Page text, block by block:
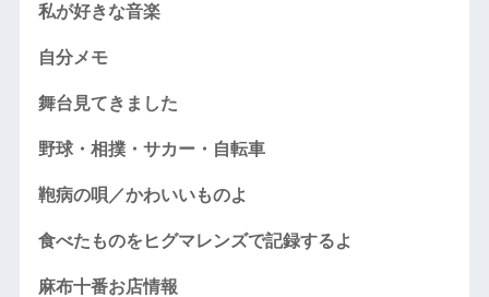
私が好きな音楽
自分メモ
舞台見てきました
野球・相撲・サカー・自転車
鞄病の唄／かわいいものよ
食べたものをヒグマレンズで記録するよ
麻布十番お店情報